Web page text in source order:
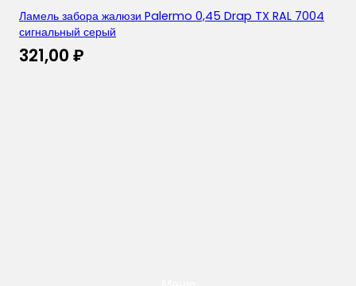
Ламель забора жалюзи Palermo 0,45 Drap TX RAL 7004
сигнальный серый
321,00 ₽